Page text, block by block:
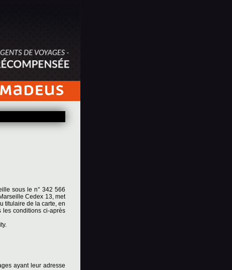
sous le n° 342 566
Cedex 13, met
titulaire de la carte, en
les conditions ci-après
ayant leur adresse